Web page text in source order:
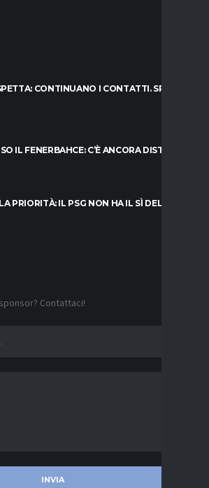
CONTINUANO I CONTATTI. SPUNTA
IL FENERBAHCE: C’È ANCORA DISTANZA
PRIORITÀ: IL PSG NON HA IL SÌ DEL PARMA
Contattaci!